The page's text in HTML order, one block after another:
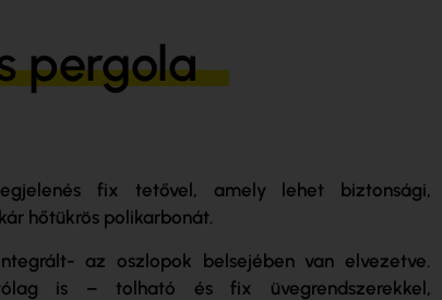
pergola
fix tetővel, amely lehet biztonsági,
hőtükrös polikarbonát.
az oszlopok belsejében van elvezetve.
is – tolható és fix üvegrendszerekkel,